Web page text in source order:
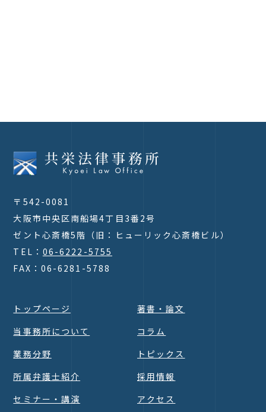
〒542-0081
大阪市中央区南船場4丁目3番2号
ゼント心斎橋5階（旧：ヒューリック心斎橋ビル）
TEL： 06-6222-5755
FAX：06-6281-5788
トップページ
当事務所について
業務分野
所属弁護士紹介
セミナー・講演
著書・論文
コラム
トピックス
採用情報
アクセス